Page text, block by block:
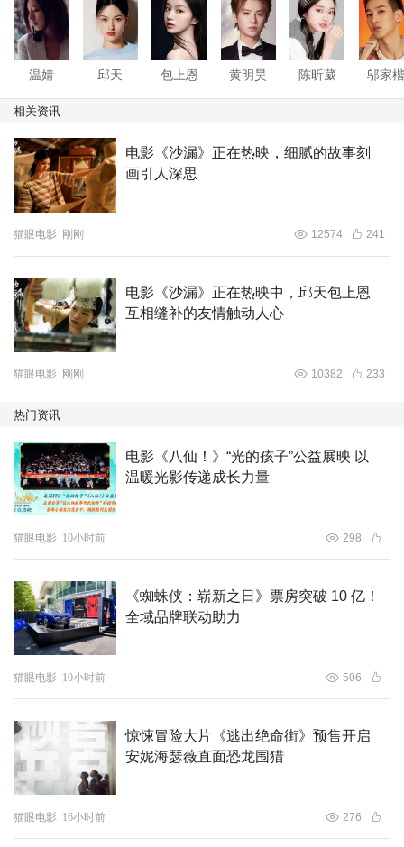
爱情：你是我不能说出口的秘密
相比较友情的部分，《沙漏》里对爱情的描述显得更加含
蓄。路理举起DV时的小心翼翼，米砂接过剧本时的害羞脸
初夏的微风，轻轻拂过心田，带来阵阵悸动，定格下青春最
美好的时刻。
米砂与路理的感情不像青春校园剧中常见的热烈与张扬，而
是一种内敛且含蓄的表达。看过电影后的观众认为，“演员
们把青春期少年少女的那种懵懂羞涩和纯真，尤其是那些欲
人物内心情感。路理学长一回眸眼里就只有米砂、海边玩耍
时会直接奔向她并牵起她的手，这些不曾表露却时时刻刻都
在流露的校园暗恋让观众感受到了青春时期的美好和纯
真。”
反，它在悄然无声中累积，如同沙漏中的沙子，一粒一粒地
堆积，直到最后汇成一片无法忽视的海洋。这股惊涛骇浪，
在无人处汹涌澎湃，只有他们自己能够感受到其中的激烈与
澎湃。
温婧 邱天 包上恩 黄明昊 陈昕葳 邬家
相关资讯
电影《沙漏》正在热映，细腻的故事刻
画引人深思
猫眼电影 刚刚 12574 241
电影《沙漏》正在热映中，邱天包上恩
互相缝补的友情触动人心
猫眼电影 刚刚 10382 233
热门资讯
电影《八仙！》“光的孩子”公益展映 以
温暖光影传递成长力量
猫眼电影 10小时前 298
《蜘蛛侠：崭新之日》票房突破 10 亿！
全域品牌联动助力
猫眼电影 10小时前 506
惊悚冒险大片《逃出绝命街》预售开启
安妮海瑟薇直面恐龙围猎
猫眼电影 16小时前 276